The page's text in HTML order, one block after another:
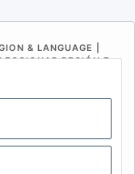
& LANGUAGE |
REGIÓN E